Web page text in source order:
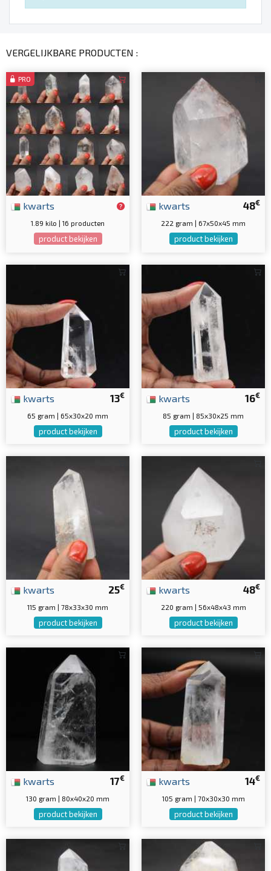
VERGELIJKBARE PRODUCTEN :
PRO
kwarts
1.89 kilo | 16 producten
product bekijken
48€
kwarts
222 gram | 67x50x45 mm
product bekijken
13€
kwarts
65 gram | 65x30x20 mm
product bekijken
16€
kwarts
85 gram | 85x30x25 mm
product bekijken
25€
kwarts
115 gram | 78x33x30 mm
product bekijken
48€
kwarts
220 gram | 56x48x43 mm
product bekijken
17€
kwarts
130 gram | 80x40x20 mm
product bekijken
14€
kwarts
105 gram | 70x30x30 mm
product bekijken